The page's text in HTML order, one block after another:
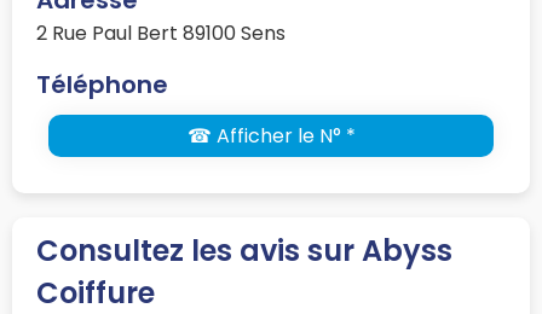
2 Rue Paul Bert 89100 Sens
Téléphone
☎ Afficher le N° *
Consultez les avis sur Abyss
Coiffure